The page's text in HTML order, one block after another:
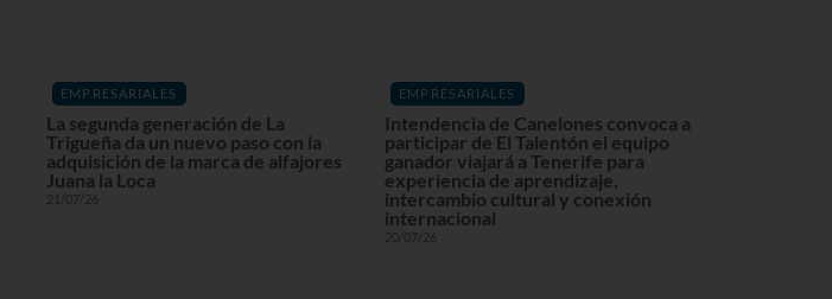
EMPRESARIALES
La segunda generación de La
Trigueña da un nuevo paso con la
adquisición de la marca de alfajores
Juana la Loca
21/07/26
EMPRESARIALES
Intendencia de Canelones convoca a
participar de El Talentón el equipo
ganador viajará a Tenerife para
experiencia de aprendizaje,
intercambio cultural y conexión
internacional
20/07/26